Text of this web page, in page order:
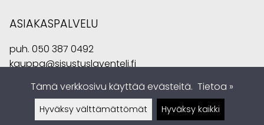
ASIAKASPALVELU
puh. 050 387 0492
kauppa@sisustuslaventeli.fi
Tämä verkkosivu käyttää evästeitä. Tietoa »
Hyväksy välttämättömät Hyväksy kaikki